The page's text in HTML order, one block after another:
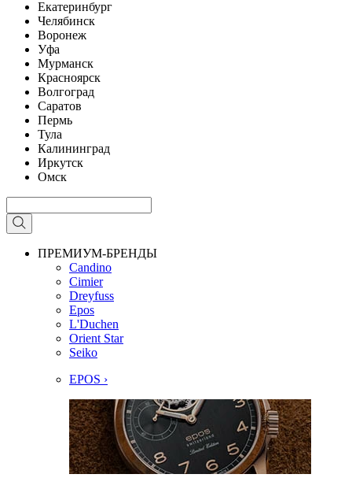
Екатеринбург
Челябинск
Воронеж
Уфа
Мурманск
Красноярск
Волгоград
Саратов
Пермь
Тула
Калининград
Иркутск
Омск
ПРЕМИУМ-БРЕНДЫ
Candino
Cimier
Dreyfuss
Epos
L'Duchen
Orient Star
Seiko
EPOS ›